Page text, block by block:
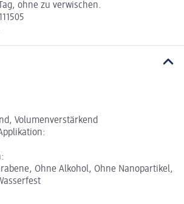
ohne zu verwischen.
Volumenverstärkend
Ohne Alkohol, Ohne Nanopartikel,